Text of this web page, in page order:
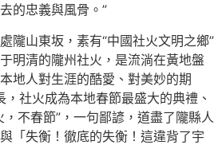
的忠義與風骨。”
隴山東坂，素有“中國社火文明之鄉”
明清的隴州社火，是流淌在黃地盤
地人對生涯的酷愛、對美妙的期
社火成為本地春節最盛大的典禮、
不春節”，一句鄙諺，道盡了隴縣人
「失衡！徹底的失衡！這違背了宇